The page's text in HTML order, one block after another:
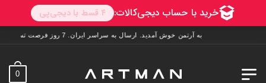
به آرتمن خوش آمدید. ارسال به سراسر ایران. 7 روز فرصت تست در منزل. 1 سال خدمات پس از فروش.
0